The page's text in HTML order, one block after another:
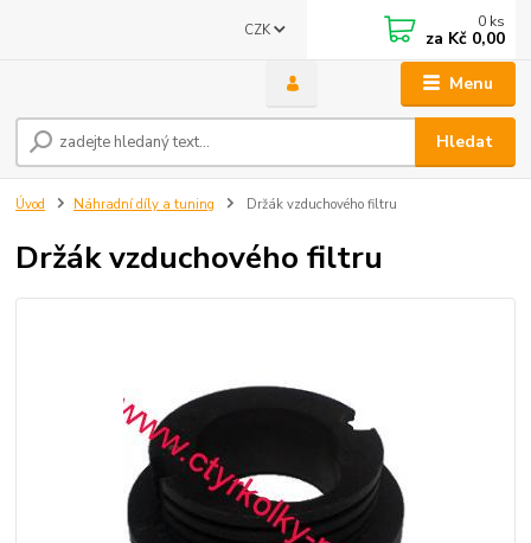
Menu
CZK
Hledat
0 ks
za Kč 0,00
Úvod Náhradní díly a tuning Držák vzduchového filtru
Držák vzduchového filtru